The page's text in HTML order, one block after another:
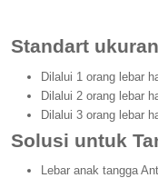
Standart
Dilalui 1 orang lebar
Dilalui 2 orang lebar
Dilalui 3 orang lebar
Solusi untuk
Lebar anak tangga